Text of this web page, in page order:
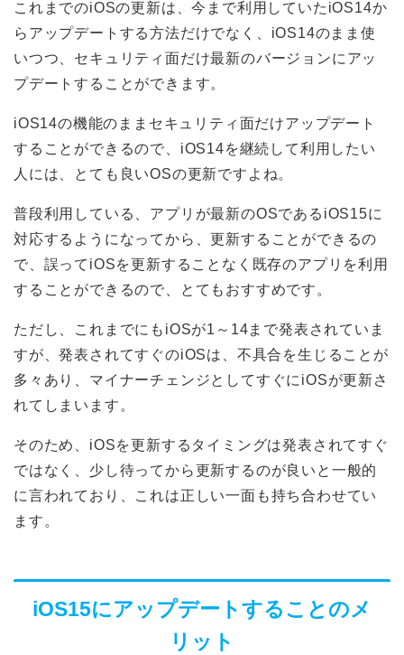
これまでのiOSの更新は、今まで利用していたiOS14か
らアップデートする方法だけでなく、iOS14のまま使
いつつ、セキュリティ面だけ最新のバージョンにアッ
プデートすることができます。
iOS14の機能のままセキュリティ面だけアップデート
することができるので、iOS14を継続して利用したい
人には、とても良いOSの更新ですよね。
普段利用している、アプリが最新のOSであるiOS15に
対応するようになってから、更新することができるの
で、誤ってiOSを更新することなく既存のアプリを利用
することができるので、とてもおすすめです。
ただし、これまでにもiOSが1～14まで発表されていま
すが、発表されてすぐのiOSは、不具合を生じることが
多々あり、マイナーチェンジとしてすぐにiOSが更新さ
れてしまいます。
そのため、iOSを更新するタイミングは発表されてすぐ
ではなく、少し待ってから更新するのが良いと一般的
に言われており、これは正しい一面も持ち合わせてい
ます。
iOS15にアップデートすることのメ
リット